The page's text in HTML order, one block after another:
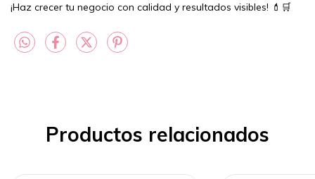
¡Haz crecer tu negocio con calidad y resultados visibles! 💄🛒
Productos relacionados